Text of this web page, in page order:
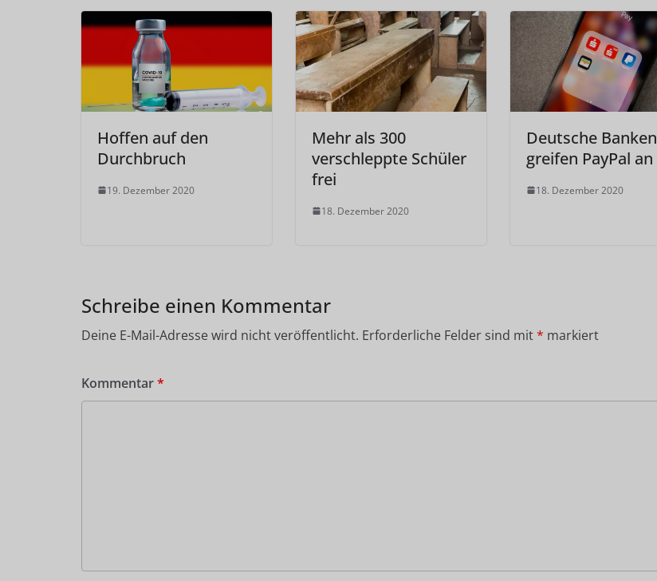
Hoffen auf den
Durchbruch
19. Dezember 2020
Mehr als 300
verschleppte Schüler
frei
18. Dezember 2020
Deutsche Banken
greifen PayPal an
18. Dezember 2020
Schreibe einen Kommentar
Deine E-Mail-Adresse wird nicht veröffentlicht. Erforderliche Felder sind mit* markiert
Kommentar*